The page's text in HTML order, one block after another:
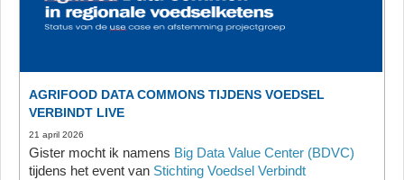
AGRIFOOD DATA COMMONS TIJDENS VOEDSEL
VERBINDT LIVE
21 april 2026
Gister mocht ik namens Big Data Value Center (BDVC)
tijdens het event van Stichting Voedsel Verbindt